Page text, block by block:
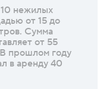
10 нежилых
от 15 до
Сумма
от 55
прошлом году
в аренду 40